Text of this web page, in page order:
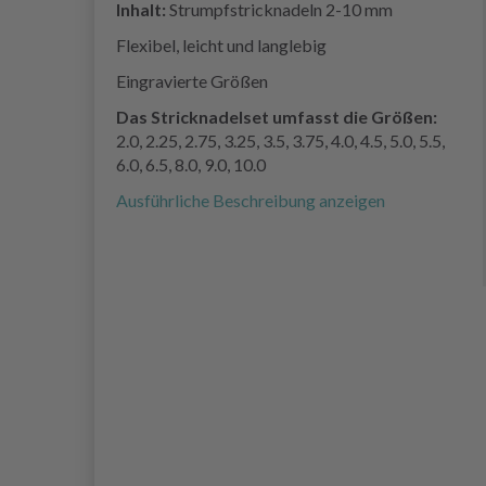
Inhalt: Strumpfstricknadeln 2-10 mm
Flexibel, leicht und langlebig
Eingravierte Größen
Das Stricknadelset umfasst die Größen:
2.0, 2.25, 2.75, 3.25, 3.5, 3.75, 4.0, 4.5, 5.0, 5.5,
6.0, 6.5, 8.0, 9.0, 10.0
Ausführliche Beschreibung anzeigen